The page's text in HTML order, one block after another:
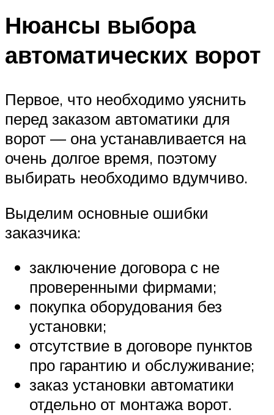
Нюансы выбора
автоматических ворот
Первое, что необходимо уяснить
перед заказом автоматики для
ворот — она устанавливается на
очень долгое время, поэтому
выбирать необходимо вдумчиво.
Выделим основные ошибки
заказчика:
заключение договора с не
проверенными фирмами;
покупка оборудования без
установки;
отсутствие в договоре пунктов
про гарантию и обслуживание;
заказ установки автоматики
отдельно от монтажа ворот.